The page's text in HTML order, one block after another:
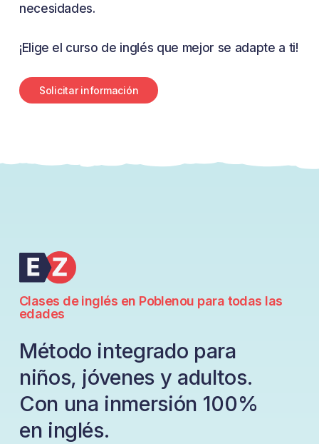
necesidades.
¡Elige el curso de inglés que mejor se adapte a ti!
Solicitar información
Clases de inglés en Poblenou para todas las
edades
Método integrado para
niños, jóvenes y adultos.
Con una inmersión 100%
en inglés.